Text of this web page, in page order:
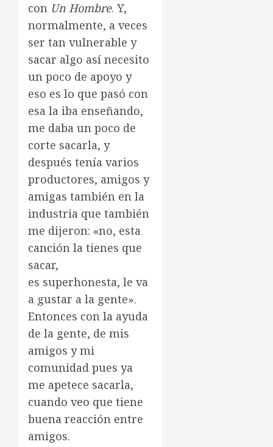
con Un Hombre. Y,
normalmente, a veces
ser tan vulnerable y
sacar algo así necesito
un poco de apoyo y
eso es lo que pasó con
esa la iba enseñando,
me daba un poco de
corte sacarla, y
después tenía varios
productores, amigos y
amigas también en la
industria que también
me dijeron: «no, esta
canción la tienes que
sacar,
es superhonesta, le va
a gustar a la gente».
Entonces con la ayuda
de la gente, de mis
amigos y mi
comunidad pues ya
me apetece sacarla,
cuando veo que tiene
buena reacción entre
amigos.